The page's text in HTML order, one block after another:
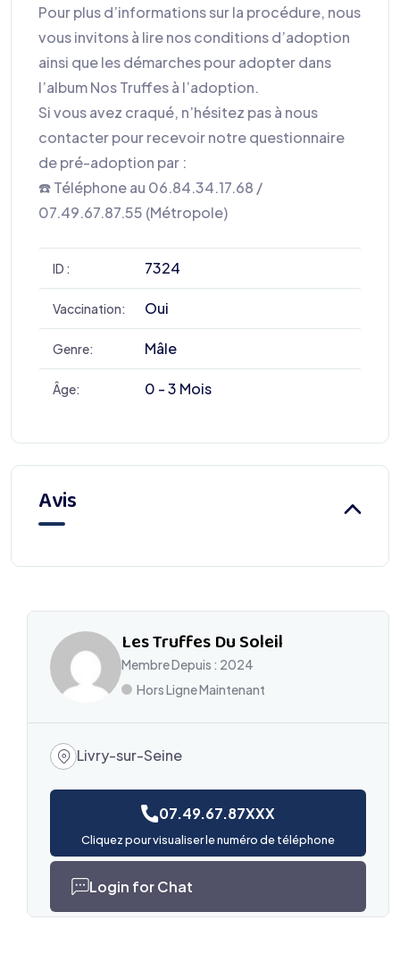
Pour plus d’informations sur la procédure, nous
vous invitons à lire nos conditions d’adoption
ainsi que les démarches pour adopter dans
l’album Nos Truffes à l’adoption.
Si vous avez craqué, n’hésitez pas à nous
contacter pour recevoir notre questionnaire
de pré-adoption par :
☎️ Téléphone au 06.84.34.17.68 /
07.49.67.87.55 (Métropole)
ID : 7324
Vaccination: Oui
Genre: Mâle
Âge: 0 - 3 Mois
Avis
Les Truffes Du Soleil
Membre Depuis : 2024
Hors Ligne Maintenant
Livry-sur-Seine
07.49.67.87XXX
Cliquez pour visualiser le numéro de téléphone
Login for Chat